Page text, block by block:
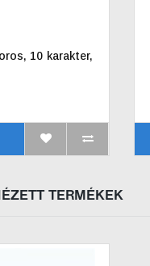
10 karakter,
TERMÉKEK